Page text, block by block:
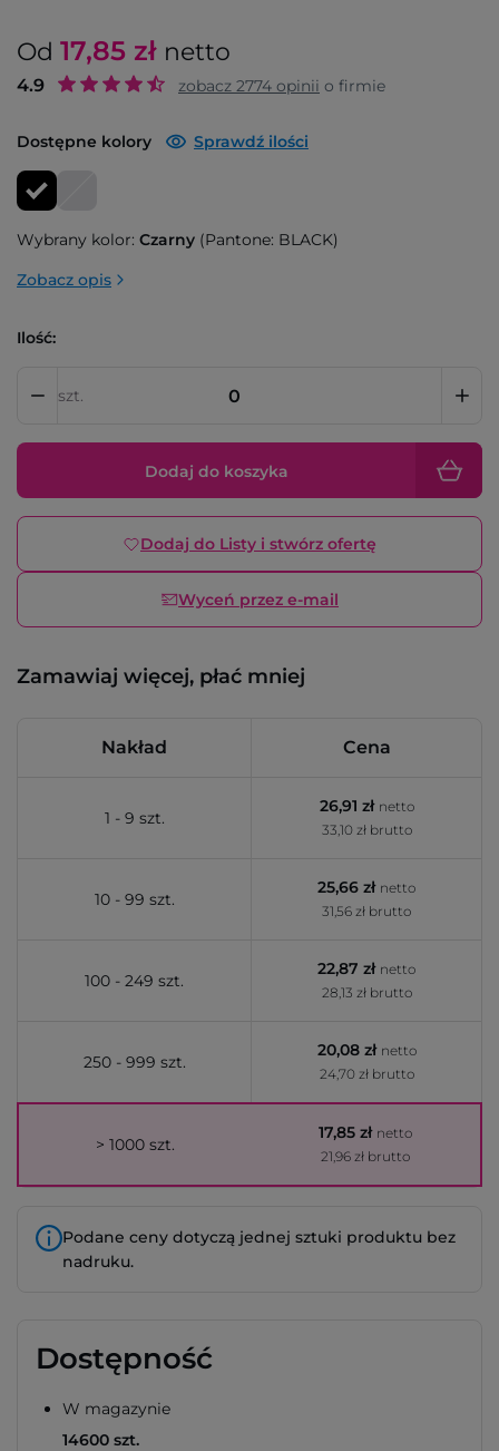
Od 17,85 zł netto
4.9 zobacz 2774 opinii o firmie
Dostępne kolory Sprawdź ilości
Wybrany kolor: Czarny (Pantone: BLACK)
Zobacz opis
Ilość:
szt.
Dodaj do koszyka
Dodaj do Listy i stwórz ofertę
Wyceń przez e-mail
Zamawiaj więcej, płać mniej
Nakład Cena
1 - 9 szt.
26,91 zł netto
33,10 zł brutto
10 - 99 szt.
25,66 zł netto
31,56 zł brutto
100 - 249 szt.
22,87 zł netto
28,13 zł brutto
250 - 999 szt.
20,08 zł netto
24,70 zł brutto
> 1000 szt.
17,85 zł netto
21,96 zł brutto
Podane ceny dotyczą jednej sztuki produktu bez
nadruku.
Dostępność
W magazynie
14600 szt.